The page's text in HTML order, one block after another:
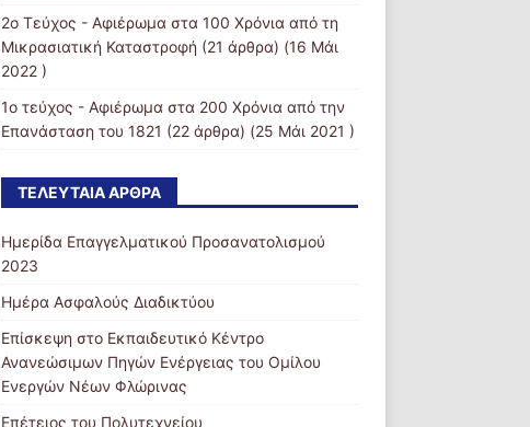
2ο Τεύχος - Αφιέρωμα στα 100 Χρόνια από τη
Μικρασιατική Καταστροφή (21 άρθρα) (16 Μάι
2022 )
1ο τεύχος - Αφιέρωμα στα 200 Χρόνια από την
Επανάσταση του 1821 (22 άρθρα) (25 Μάι 2021 )
ΤΕΛΕΥΤΑΊΑ ΆΡΘΡΑ
Ημερίδα Επαγγελματικού Προσανατολισμού
2023
Ημέρα Ασφαλούς Διαδικτύου
Επίσκεψη στο Εκπαιδευτικό Κέντρο
Ανανεώσιμων Πηγών Ενέργειας του Ομίλου
Ενεργών Νέων Φλώρινας
Επέτειος του Πολυτεχνείου